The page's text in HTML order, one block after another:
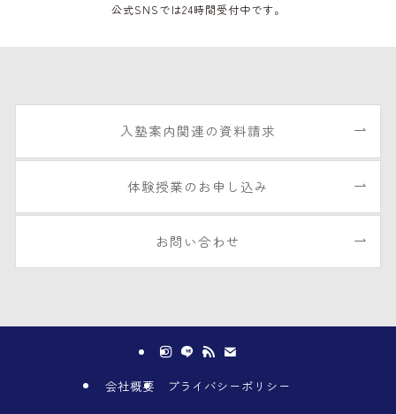
公式SNSでは24時間受付中です。
入塾案内関連の資料請求
体験授業のお申し込み
お問い合わせ
会社概要 プライバシーポリシー